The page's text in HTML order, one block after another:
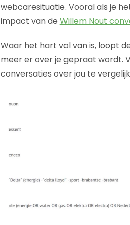
webcaresituatie. Vooral als je
impact van de Willem Nout
Waar het hart vol van is, loopt
meer er over je gepraat wordt.
conversaties over jou te